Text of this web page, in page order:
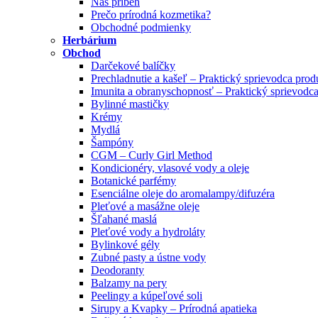
Prečo prírodná kozmetika?
Obchodné podmienky
Herbárium
Obchod
Darčekové balíčky
Prechladnutie a kašeľ – Praktický sprievodca
Imunita a obranyschopnosť – Praktický
Bylinné mastičky
Krémy
Mydlá
Šampóny
CGM – Curly Girl Method
Kondicionéry, vlasové vody a oleje
Botanické parfémy
Esenciálne oleje do aromalampy/difuzéra
Pleťové a masážne oleje
Šľahané maslá
Pleťové vody a hydroláty
Bylinkové gély
Zubné pasty a ústne vody
Deodoranty
Balzamy na pery
Peelingy a kúpeľové soli
Sirupy a Kvapky – Prírodná apatieka